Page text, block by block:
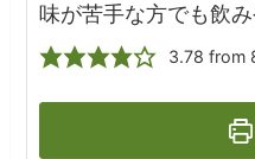
味が苦手な方でも飲み
3.78 from